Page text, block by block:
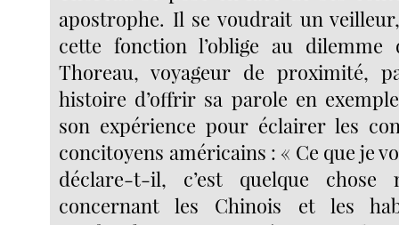
apostrophe. Il se voudrait un
cette fonction l’oblige au dilemme
Thoreau, voyageur de proximité,
histoire d’offrir sa parole en
son expérience pour éclairer les
concitoyens américains : « Ce que je
déclare-t-il, c’est quelque
concernant les Chinois et les